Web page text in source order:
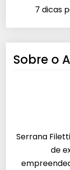
7 dicas
Sobre o
Serrana
de